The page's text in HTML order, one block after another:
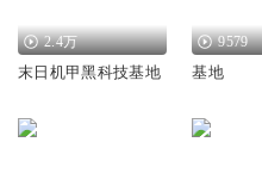
2.4万
末日机甲黑科技基地
9579
基地